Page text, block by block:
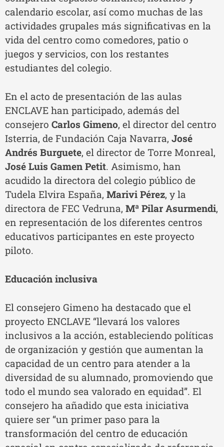
calendario escolar, así como muchas de las
actividades grupales más significativas en la
vida del centro como comedores, patio o
juegos y servicios, con los restantes
estudiantes del colegio.
En el acto de presentación de las aulas
ENCLAVE han participado, además del
consejero Carlos Gimeno, el director del centro
Isterria, de Fundación Caja Navarra, José
Andrés Burguete, el director de Torre Monreal,
José Luis Gamen Petit. Asimismo, han
acudido la directora del colegio público de
Tudela Elvira España, Marivi Pérez, y la
directora de FEC Vedruna, Mª Pilar Asurmendi,
en representación de los diferentes centros
educativos participantes en este proyecto
piloto.
Educación inclusiva
El consejero Gimeno ha destacado que el
proyecto ENCLAVE “llevará los valores
inclusivos a la acción, estableciendo políticas
de organización y gestión que aumentan la
capacidad de un centro para atender a la
diversidad de su alumnado, promoviendo que
todo el mundo sea valorado en equidad”. El
consejero ha añadido que esta iniciativa
quiere ser “un primer paso para la
transformación del centro de educación